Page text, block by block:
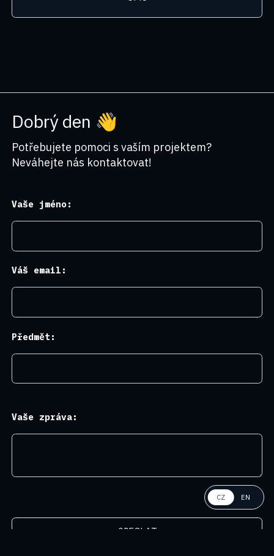
Dobrý den 👋
Potřebujete pomoci s vaším projektem?
Neváhejte nás kontaktovat!
Vaše jméno:
Váš email:
Předmět:
Vaše zpráva:
ODESLAT
CZ EN
CZ